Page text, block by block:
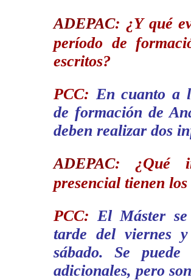
ADEPAC: ¿Y qué
período de
escritos?
PCC: En cuanto a
de formación de
deben realizar dos
ADEPAC: ¿Qué
presencial tienen los
PCC:El Máster
tarde del viernes
sábado. Se
adicionales, pero